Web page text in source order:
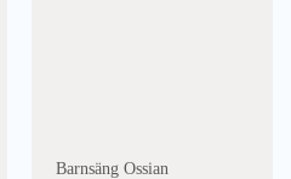
Barnsäng Ossian